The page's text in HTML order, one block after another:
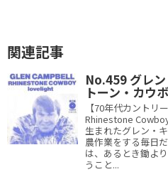
関連記事
No.459 グレ
トーン・カウ
【70年代カントリ
Rhinestone
生まれたグレン・
農作業をする毎日
は、あるとき鋤よ
うこと...